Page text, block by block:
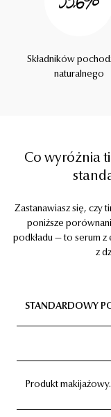
Składników
naturalnego
Co wyróżnia
Zastanawiasz się, czy
poniższe
podkładu — to serum z
z
STANDARDOWY
Produkt makijażowy.